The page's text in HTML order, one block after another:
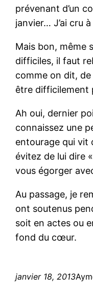
prévenant d’un
janvier… J’ai cru
Mais bon, même
difficiles, il faut
comme on dit,
être difficilement
Ah oui, dernier
connaissez une
entourage qui vit
évitez de lui dire
vous égorger
Au passage, je
ont soutenus
soit en actes ou
fond du cœur.
janvier 18, 2013